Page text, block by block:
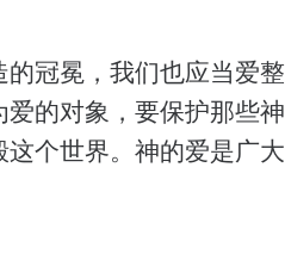
冠冕，我们也应当爱整
的对象，要保护那些神
个世界。神的爱是广大